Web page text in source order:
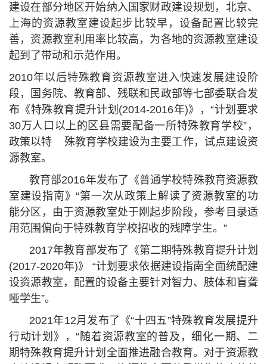
建设在部分地区开始纳入国家财政建设规划，北京、
上海的资源教室建设起步比较早，设备配置比较完
善，资源教室利用率比较高，为各地的资源教室建设
起到了带动和示范作用。
2010年以后特殊教育资源教室进入快速发展建设阶
段，国务院、教育部、残联和民政部等七部委联合发
布《特殊教育提升计划(2014-2016年)》，“计划要求
30万人口以上的区县需要配备一所特殊教育学校”，
政策以特 殊教育学校建设为主要工作，试点建设资
源教室。
教育部2016年发布了《普通学校特殊教育资源教
室建设指南》“第一次从政策上解读了资源教室的功
能分区，由于资源教室处于刚起步阶段，参考目录适
用范围偏向于特殊教育学校招收的残障学生。”
2017年教育部发布了《第二期特殊教育提升计划
(2017-2020年)》 “计划要求依据建设指南全面统配建
设资源教室，配置的设备主要针对智力、肢体和盲聋
哑学生”。
2021年12月发布了《“十四五”特殊教育发展提升
行动计划》，“随着资源教室的普及，细化一期、二
期特殊教育提升计划全面推进融合教育。对于资源教